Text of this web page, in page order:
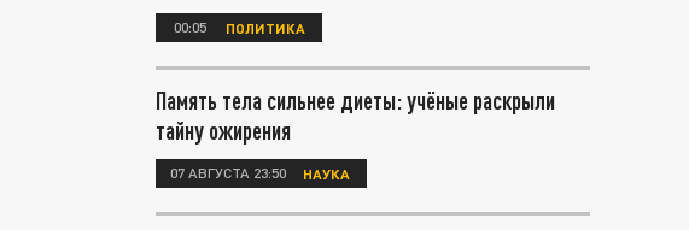
00:05 ПОЛИТИКА
Память тела сильнее диеты: учёные раскрыли
тайну ожирения
07 АВГУСТА 23:50 НАУКА